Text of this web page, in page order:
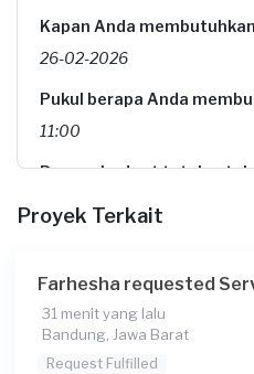
Kapan Anda
26-02-2026
Pukul berapa Anda
11:00
Berapa budget total untuk
Rp85.000 + Rp11.000 (biaya
Transaksi)
Proyek Terkait
Farhesha requested
31 menit yang lalu
Bandung, Jawa Barat
Request Fulfilled